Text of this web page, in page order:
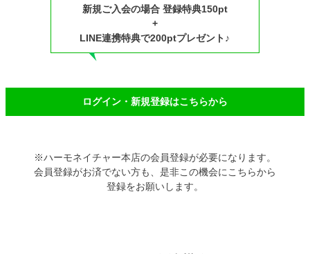
新規ご入会の場合 登録特典150pt
+
LINE連携特典で200ptプレゼント♪
ログイン・新規登録はこちらから
※ハーモネイチャー本店の会員登録が必要になります。
会員登録がお済でない方も、是非この機会にこちらから
登録をお願いします。